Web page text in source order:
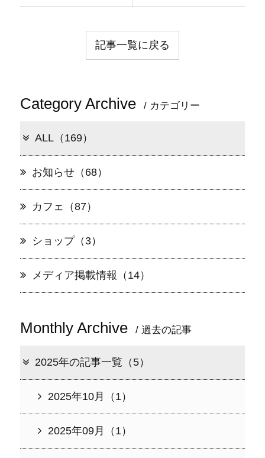
記事一覧に戻る
Category Archive / カテゴリー
ALL（169）
お知らせ（68）
カフェ（87）
ショップ（3）
メディア掲載情報（14）
Monthly Archive / 過去の記事
2025年の記事一覧（5）
2025年10月（1）
2025年09月（1）